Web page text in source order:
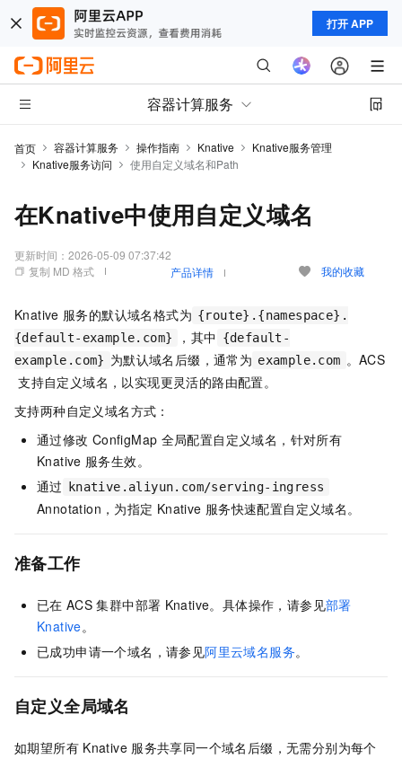
打开 APP
容器计算服务
首页 容器计算服务 操作指南 Knative
Knative服务管理
Knative服务访问
使用自定义域名和Path
在Knative中使用自定义域名
更新时间： 2026-05-09 07:37:42
复制 MD 格式
产品详情 我的收藏
Knative 服务的默认域名格式为 {route}.{namespace}.
{default-example.com}
，其中 {default-
example.com} 为默认域名后缀，通常为 example.com 。ACS
支持自定义域名，以实现更灵活的路由配置。
支持两种自定义域名方式：
通过修改 ConfigMap 全局配置自定义域名，针对所有
Knative 服务生效。
通过
knative.aliyun.com/serving-ingress
Annotation，为指定 Knative 服务快速配置自定义域名。
准备工作
已在 ACS 集群中部署 Knative。具体操作，请参见部署
Knative。
已成功申请一个域名，请参见阿里云域名服务。
自定义全局域名
如期望所有 Knative 服务共享同一个域名后缀，无需分别为每个